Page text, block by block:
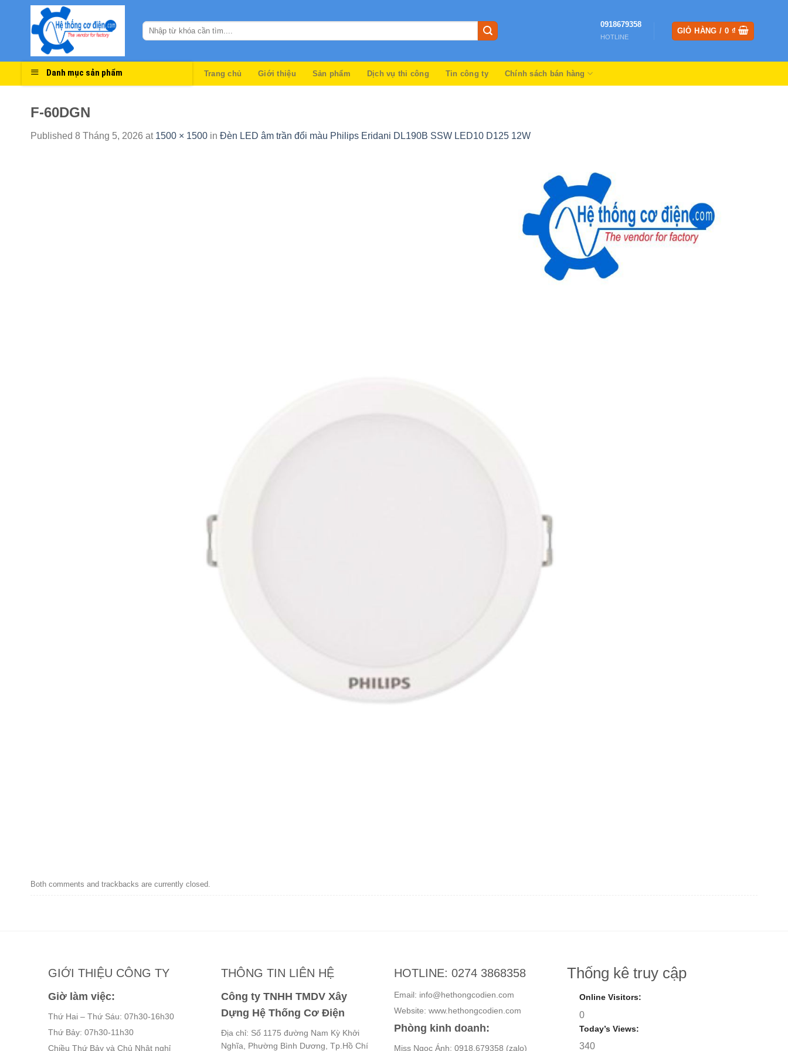
0918679358
HOTLINE
GIỎ HÀNG / 0 ₫
Danh mục sản phẩm Trang chủ Giới thiệu Sản phẩm Dịch vụ thi công Tin công ty Chính sách bán hàng
F-60DGN
Published 8 Tháng 5, 2026 at 1500 × 1500 in Đèn LED âm trần đổi màu Philips Eridani DL190B SSW LED10 D125 12W
Both comments and trackbacks are currently closed.
GIỚI THIỆU CÔNG TY
Giờ làm việc:
Thứ Hai – Thứ Sáu: 07h30-16h30
Thứ Bảy: 07h30-11h30
Chiều Thứ Bảy và Chủ Nhật nghỉ
THÔNG TIN LIÊN HỆ
Công ty TNHH TMDV Xây
Dựng Hệ Thống Cơ Điện
Địa chỉ: Số 1175 đường Nam Kỳ Khởi
Nghĩa, Phường Bình Dương, Tp.Hồ Chí
HOTLINE: 0274 3868358
Email: info@hethongcodien.com
Website: www.hethongcodien.com
Phòng kinh doanh:
Miss Ngọc Ánh: 0918.679358 (zalo)
Thống kê truy cập
Online Visitors:
0
Today’s Views:
340